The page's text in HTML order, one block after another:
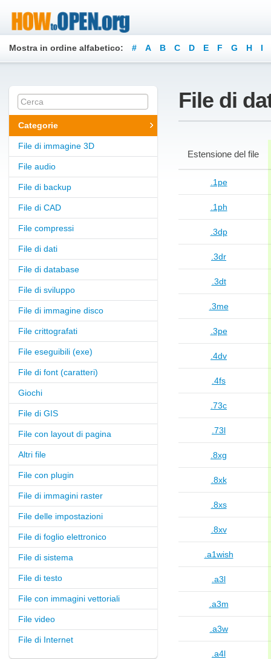
Mostra in ordine alfabetico: # A B C D E F G H I
Categorie
File di immagine 3D
File audio
File di backup
File di CAD
File compressi
File di dati
File di database
File di sviluppo
File di immagine disco
File crittografati
File eseguibili (exe)
File di font (caratteri)
Giochi
File di GIS
File con layout di pagina
Altri file
File con plugin
File di immagini raster
File delle impostazioni
File di foglio elettronico
File di sistema
File di testo
File con immagini vettoriali
File video
File di Internet
File di
Estensione del file
.1pe
.1ph
.3dp
.3dr
.3dt
.3me
.3pe
.4dv
.4fs
.73c
.73l
.8xg
.8xk
.8xs
.8xv
.a1wish
.a3l
.a3m
.a3w
.a4l